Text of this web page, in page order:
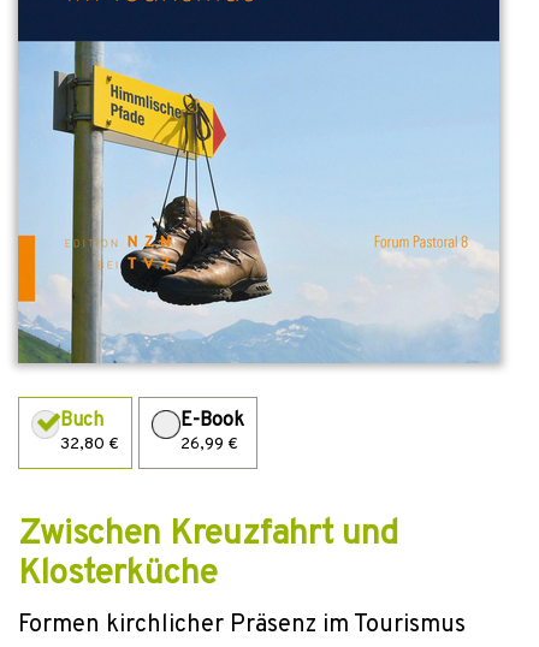
Buch
32,80 €
E-Book
26,99 €
Zwischen Kreuzfahrt und
Klosterküche
Formen kirchlicher Präsenz im Tourismus